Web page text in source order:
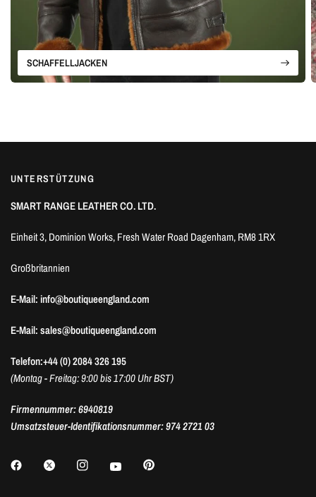
SCHAFFELLJACKEN
UNTERSTÜTZUNG
SMART RANGE LEATHER CO. LTD.
Einheit 3, Dominion Works, Fresh Water Road Dagenham, RM8 1RX
Großbritannien
E-Mail: info@boutiqueengland.com
E-Mail: sales@boutiqueengland.com
Telefon:+44 (0) 2084 326 195
(Montag - Freitag: 9:00 bis 17:00 Uhr BST)
Firmennummer: 6940819
Umsatzsteuer-Identifikationsnummer: 974 2721 03